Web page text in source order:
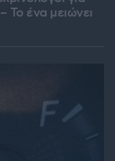
Το ένα μειώνει